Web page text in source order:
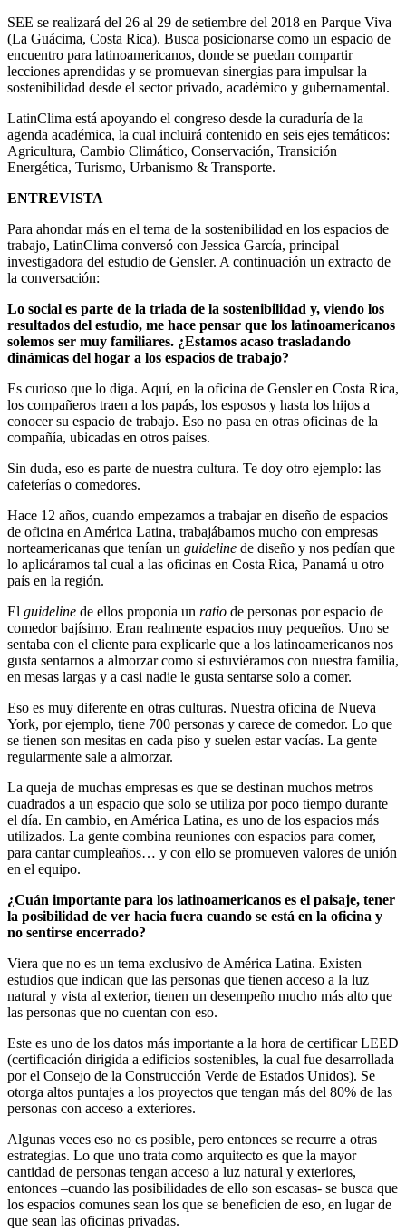
SEE se realizará del 26 al 29 de setiembre del 2018 en Parque Viva
(La Guácima, Costa Rica). Busca posicionarse como un espacio de
encuentro para latinoamericanos, donde se puedan compartir
lecciones aprendidas y se promuevan sinergias para impulsar la
sostenibilidad desde el sector privado, académico y gubernamental.
LatinClima está apoyando el congreso desde la curaduría de la
agenda académica, la cual incluirá contenido en seis ejes temáticos:
Agricultura, Cambio Climático, Conservación, Transición
Energética, Turismo, Urbanismo & Transporte.
ENTREVISTA
Para ahondar más en el tema de la sostenibilidad en los espacios de
trabajo, LatinClima conversó con Jessica García, principal
investigadora del estudio de Gensler. A continuación un extracto de
la conversación:
Lo social es parte de la triada de la sostenibilidad y, viendo los
resultados del estudio, me hace pensar que los latinoamericanos
solemos ser muy familiares. ¿Estamos acaso trasladando
dinámicas del hogar a los espacios de trabajo?
Es curioso que lo diga. Aquí, en la oficina de Gensler en Costa Rica,
los compañeros traen a los papás, los esposos y hasta los hijos a
conocer su espacio de trabajo. Eso no pasa en otras oficinas de la
compañía, ubicadas en otros países.
Sin duda, eso es parte de nuestra cultura. Te doy otro ejemplo: las
cafeterías o comedores.
Hace 12 años, cuando empezamos a trabajar en diseño de espacios
de oficina en América Latina, trabajábamos mucho con empresas
norteamericanas que tenían un guideline de diseño y nos pedían que
lo aplicáramos tal cual a las oficinas en Costa Rica, Panamá u otro
país en la región.
El guideline de ellos proponía un ratio de personas por espacio de
comedor bajísimo. Eran realmente espacios muy pequeños. Uno se
sentaba con el cliente para explicarle que a los latinoamericanos nos
gusta sentarnos a almorzar como si estuviéramos con nuestra familia,
en mesas largas y a casi nadie le gusta sentarse solo a comer.
Eso es muy diferente en otras culturas. Nuestra oficina de Nueva
York, por ejemplo, tiene 700 personas y carece de comedor. Lo que
se tienen son mesitas en cada piso y suelen estar vacías. La gente
regularmente sale a almorzar.
La queja de muchas empresas es que se destinan muchos metros
cuadrados a un espacio que solo se utiliza por poco tiempo durante
el día. En cambio, en América Latina, es uno de los espacios más
utilizados. La gente combina reuniones con espacios para comer,
para cantar cumpleaños… y con ello se promueven valores de unión
en el equipo.
¿Cuán importante para los latinoamericanos es el paisaje, tener
la posibilidad de ver hacia fuera cuando se está en la oficina y
no sentirse encerrado?
Viera que no es un tema exclusivo de América Latina. Existen
estudios que indican que las personas que tienen acceso a la luz
natural y vista al exterior, tienen un desempeño mucho más alto que
las personas que no cuentan con eso.
Este es uno de los datos más importante a la hora de certificar LEED
(certificación dirigida a edificios sostenibles, la cual fue desarrollada
por el Consejo de la Construcción Verde de Estados Unidos). Se
otorga altos puntajes a los proyectos que tengan más del 80% de las
personas con acceso a exteriores.
Algunas veces eso no es posible, pero entonces se recurre a otras
estrategias. Lo que uno trata como arquitecto es que la mayor
cantidad de personas tengan acceso a luz natural y exteriores,
entonces –cuando las posibilidades de ello son escasas- se busca que
los espacios comunes sean los que se beneficien de eso, en lugar de
que sean las oficinas privadas.